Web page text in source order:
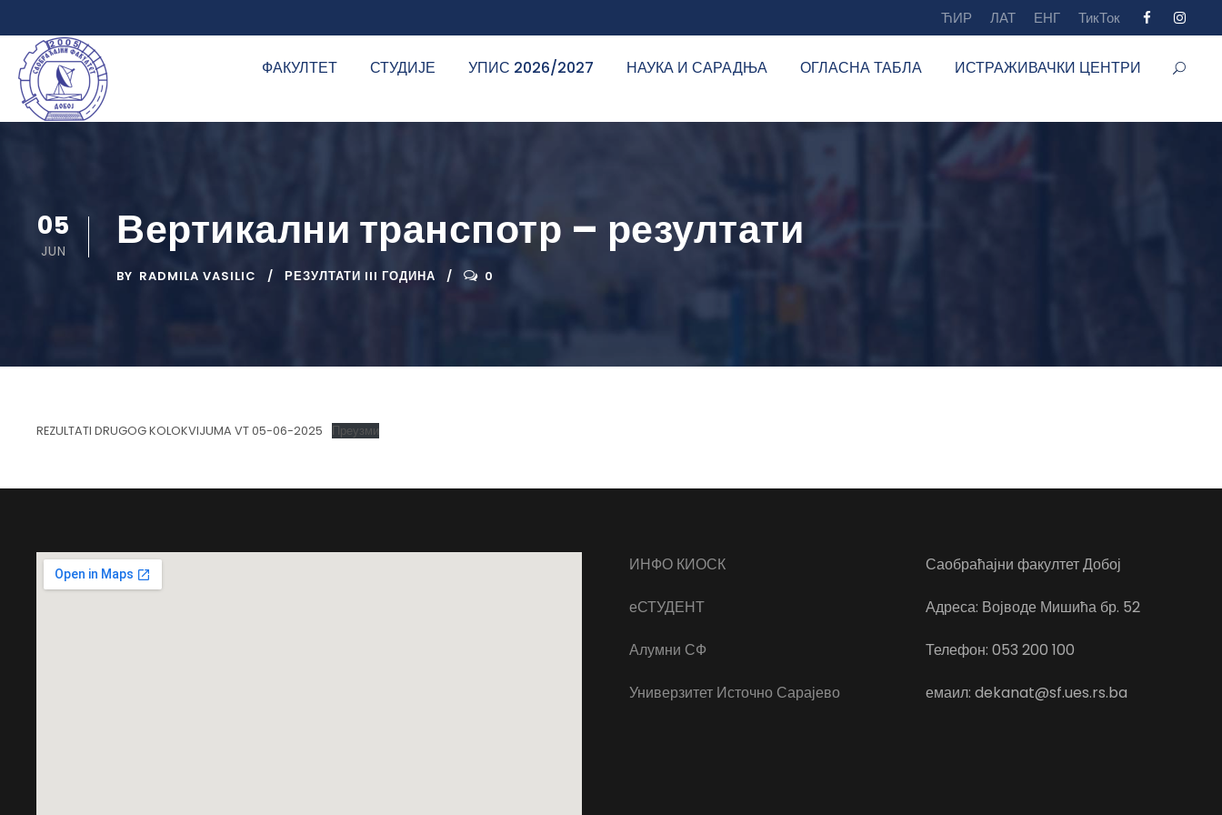
ЋИР ЛАТ ЕНГ ТикТок
ФАКУЛТЕТ СТУДИЈЕ УПИС 2026/2027 НАУКА И САРАДЊА ОГЛАСНА ТАБЛА ИСТРАЖИВАЧКИ ЦЕНТРИ
05
JUN Вертикални транспотр – резултати
BY RADMILA VASILIC РЕЗУЛТАТИ III ГОДИНА 0
REZULTATI DRUGOG KOLOKVIJUMA VT 05-06-2025 Преузми
ИНФО КИОСК
еСТУДЕНТ
Алумни СФ
Универзитет Источно Сарајево
Саобраћајни факултет Добој
Адреса: Војводе Мишића бр. 52
Телефон: 053 200 100
емаил: dekanat@sf.ues.rs.ba